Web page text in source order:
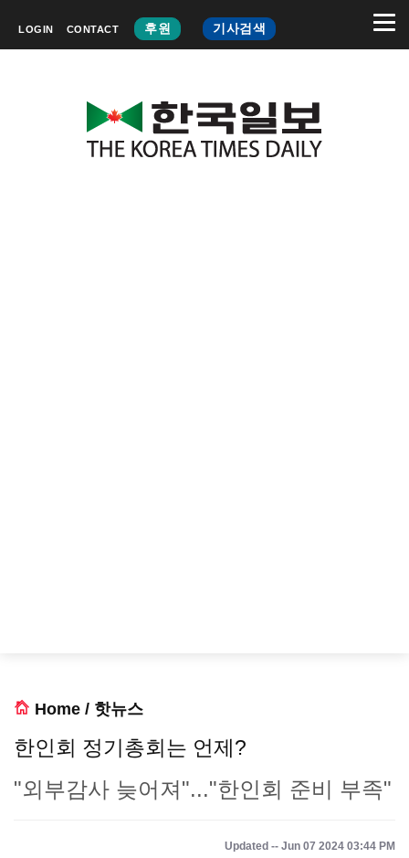
LOGIN CONTACT 후원 기사검색
Home / 핫뉴스
한인회 정기총회는 언제?
"외부감사 늦어져"..."한인회 준비 부족"
Updated -- Jun 07 2024 03:44 PM